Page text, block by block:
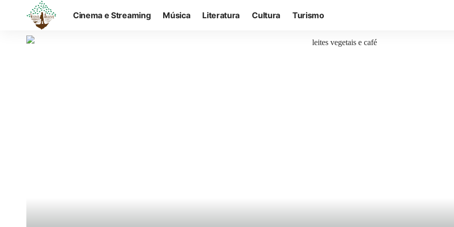
Cinema e Streaming Música Literatura Cultura Turismo